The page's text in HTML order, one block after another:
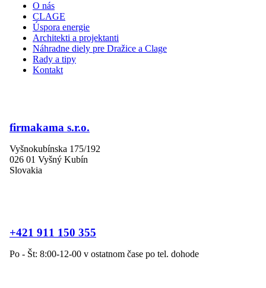
O nás
CLAGE
Úspora energie
Architekti a projektanti
Náhradne diely pre Dražice a Clage
Rady a tipy
Kontakt
firmakama s.r.o.
Vyšnokubínska 175/192
026 01 Vyšný Kubín
Slovakia
+421 911 150 355
Po - Št: 8:00-12-00 v ostatnom čase po tel. dohode